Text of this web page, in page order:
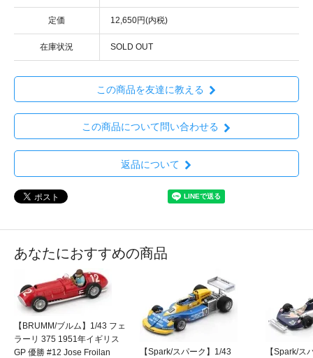
定価 12,650円(内税)
在庫状況 SOLD OUT
この商品を友達に教える
この商品について問い合わせる
返品について
あなたにおすすめの商品
【BRUMM/ブルム】1/43 フェ
ラーリ 375 1951年イギリス
GP 優勝 #12 Jose Froilan
【Spark/スパーク】1/43
【Spark/ス